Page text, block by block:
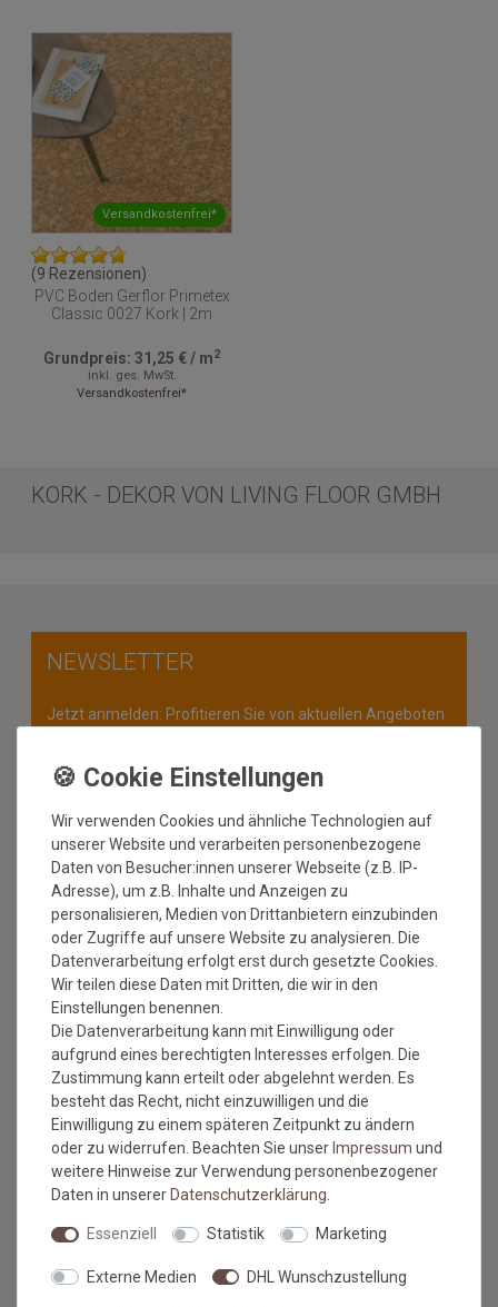
Versandkostenfrei*
(9 Rezensionen)
PVC Boden Gerflor Primetex
Classic 0027 Kork | 2m
Grundpreis: 31,25 €/ m2
inkl. ges. MwSt.
Versandkostenfrei*
KORK - DEKOR VON LIVING FLOOR GMBH
NEWSLETTER
Jetzt anmelden: Profitieren Sie von aktuellen Angeboten
E-MAIL **
Newsletter
Honig
Hiermit bestätige ich, dass ich die Daten­schutz­erklärunggelesen
habe. Meine Einwilligung kann ich jederzeit widerrufen.**
ABONNIEREN
** Hierbei handelt es sich um ein Pflichtfeld.
* Mit der Anmeldung für den Newsletter erklären Sie sich damit
einverstanden, dass wir Ihnen regelmäßig Informationen zu unserem
Sortiment per E-Mail zuschicken. Den Newsletter können Sie jederzeit
kostenlos wieder abmelden.
BESUCHEN SIE AUCH
Wir verwenden Cookies und ähnliche Technologien auf
unserer Website und verarbeiten personenbezogene
Daten von Besucher:innen unserer Webseite (z.B. IP-
Adresse), um z.B. Inhalte und Anzeigen zu
personalisieren, Medien von Drittanbietern einzubinden
oder Zugriffe auf unsere Website zu analysieren. Die
Datenverarbeitung erfolgt erst durch gesetzte Cookies.
Wir teilen diese Daten mit Dritten, die wir in den
Einstellungen benennen.
Die Datenverarbeitung kann mit Einwilligung oder
aufgrund eines berechtigten Interesses erfolgen. Die
Zustimmung kann erteilt oder abgelehnt werden. Es
besteht das Recht, nicht einzuwilligen und die
Einwilligung zu einem späteren Zeitpunkt zu ändern
oder zu widerrufen. Beachten Sie unser Impressum und
weitere Hinweise zur Verwendung personenbezogener
Daten in unserer Daten­schutz­erklärung
Essenziell Statistik Marketing
Externe Medien DHL Wunschzustellung